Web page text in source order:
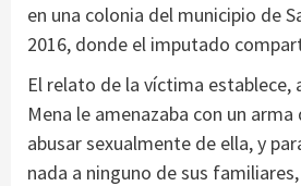
en una colonia del municipio de
2016, donde el imputado
El relato de la víctima establece,
Mena le amenazaba con un
abusar sexualmente de ella, y
nada a ninguno de sus